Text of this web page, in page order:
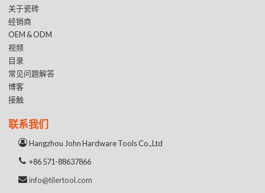
关于瓷砖
经销商
OEM & ODM
视频
目录
常见问题解答
博客
接触
联系我们
Hangzhou John Hardware Tools Co.,Ltd
+86 571-88637866
info@tilertool.com